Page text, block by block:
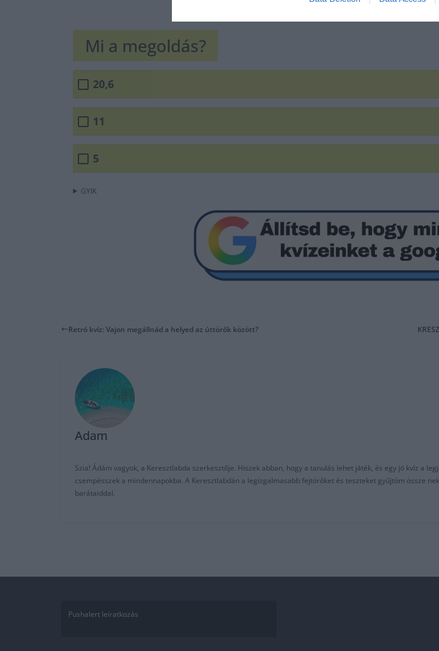
Mi a megoldás?
20,6
11
5
GYIK
Retró kvíz: Vajon megállnád a helyed az úttörők között?
Adam
Szia! Ádám vagyok, a Keresztlabda szerkesztője. Hiszek abban, hogy a tanulás lehet játék, és egy jó kvíz a
csempésszek a mindennapokba. A Keresztlabdán a legizgalmasabb fejtörőket és teszteket gyűjtöm össze
barátaiddal.
Pushalert leíratkozás